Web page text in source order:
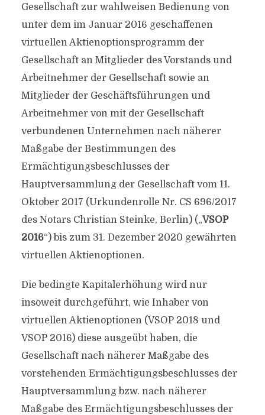
Gesellschaft zur wahlweisen Bedienung von
unter dem im Januar 2016 geschaffenen
virtuellen Aktienoptionsprogramm der
Gesellschaft an Mitglieder des Vorstands und
Arbeitnehmer der Gesellschaft sowie an
Mitglieder der Geschäftsführungen und
Arbeitnehmer von mit der Gesellschaft
verbundenen Unternehmen nach näherer
Maßgabe der Bestimmungen des
Ermächtigungsbeschlusses der
Hauptversammlung der Gesellschaft vom 11.
Oktober 2017 (Urkundenrolle Nr. CS 696/2017
des Notars Christian Steinke, Berlin) („VSOP
2016“) bis zum 31. Dezember 2020 gewährten
virtuellen Aktienoptionen.
Die bedingte Kapitalerhöhung wird nur
insoweit durchgeführt, wie Inhaber von
virtuellen Aktienoptionen (VSOP 2018 und
VSOP 2016) diese ausgeübt haben, die
Gesellschaft nach näherer Maßgabe des
vorstehenden Ermächtigungsbeschlusses der
Hauptversammlung bzw. nach näherer
Maßgabe des Ermächtigungsbeschlusses der